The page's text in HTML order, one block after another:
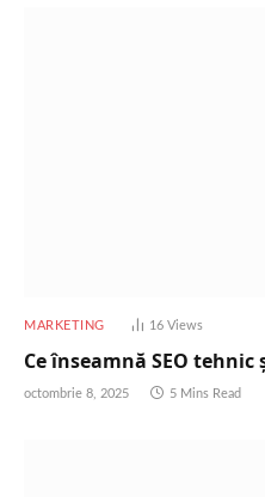
MARKETING 16 Views
Ce înseamnă SEO
octombrie 8, 2025 5 Mins Read